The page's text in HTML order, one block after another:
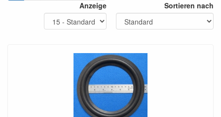
Anzeige
Sortieren nach